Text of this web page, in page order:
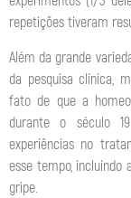
repetições tiveram
Além da grande
da pesquisa clínica,
fato de que a
durante o século
experiências no
esse tempo,
gripe.